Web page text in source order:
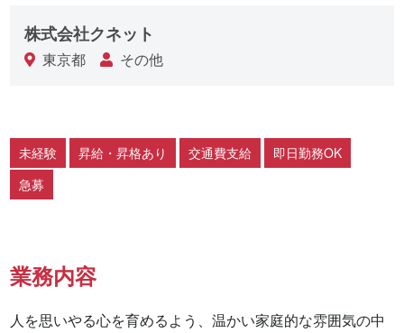
株式会社クネット
東京都 その他
未経験 昇給・昇格あり 交通費支給
即日勤務OK
急募
業務内容
人を思いやる心を育めるよう、温かい家庭的な雰囲気の中